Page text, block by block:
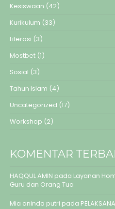
Kesiswaan (42)
Kurikulum (33)
Literasi (3)
Mostbet (1)
Sosial (3)
Tahun Islam (4)
Uncategorized (17)
Workshop (2)
KOMENTAR
HAQQUL AMIN pada Layanan
Guru dan Orang Tua
Mia aninda putri pada